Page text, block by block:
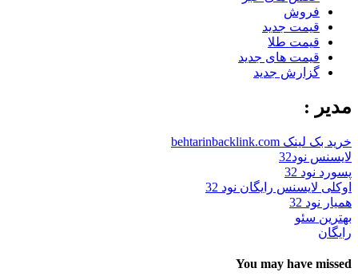
فروش
قیمت جدید
قیمت طلا
قیمت های جدید
گزارش جدید
مدیر :
خرید بک لینک behtarinbacklink.com
لایسنس نود32
پسورد نود 32
اوکلی لایسنس رایگان نود 32
همیار نود 32
بهترین سئو
رایگان
You may have missed